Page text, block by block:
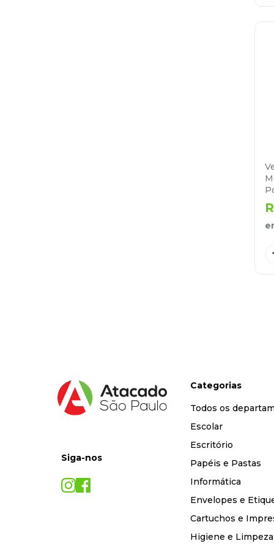
Siga-nos
Categorias
Todos os
Escolar
Escritório
Papéis e Pastas
Informática
Envelopes e
Cartuchos e
Higiene e Limpeza